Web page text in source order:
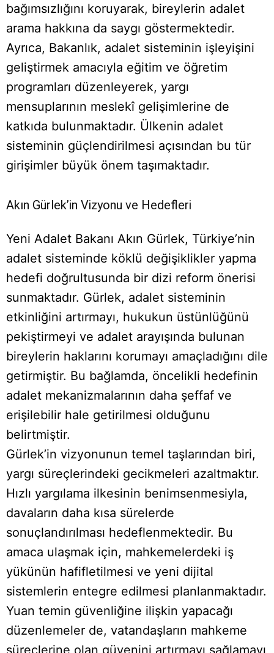
bağımsızlığını koruyarak, bireylerin adalet
arama hakkına da saygı göstermektedir.
Ayrıca, Bakanlık, adalet sisteminin işleyişini
geliştirmek amacıyla eğitim ve öğretim
programları düzenleyerek, yargı
mensuplarının meslekî gelişimlerine de
katkıda bulunmaktadır. Ülkenin adalet
sisteminin güçlendirilmesi açısından bu tür
girişimler büyük önem taşımaktadır.
Akın Gürlek’in Vizyonu ve Hedefleri
Yeni Adalet Bakanı Akın Gürlek, Türkiye’nin
adalet sisteminde köklü değişiklikler yapma
hedefi doğrultusunda bir dizi reform önerisi
sunmaktadır. Gürlek, adalet sisteminin
etkinliğini artırmayı, hukukun üstünlüğünü
pekiştirmeyi ve adalet arayışında bulunan
bireylerin haklarını korumayı amaçladığını dile
getirmiştir. Bu bağlamda, öncelikli hedefinin
adalet mekanizmalarının daha şeffaf ve
erişilebilir hale getirilmesi olduğunu
belirtmiştir.
Gürlek’in vizyonunun temel taşlarından biri,
yargı süreçlerindeki gecikmeleri azaltmaktır.
Hızlı yargılama ilkesinin benimsenmesiyla,
davaların daha kısa sürelerde
sonuçlandırılması hedeflenmektedir. Bu
amaca ulaşmak için, mahkemelerdeki iş
yükünün hafifletilmesi ve yeni dijital
sistemlerin entegre edilmesi planlanmaktadır.
Yuan temin güvenliğine ilişkin yapacağı
düzenlemeler de, vatandaşların mahkeme
süreçlerine olan güvenini artırmayı sağlamayı